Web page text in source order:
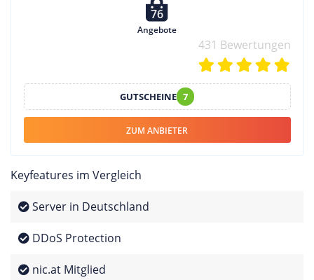
76
Angebote
431 Bewertungen
GUTSCHEINE 7
ZUM ANBIETER
Keyfeatures im Vergleich
Server in Deutschland
DDoS Protection
nic.at Mitglied